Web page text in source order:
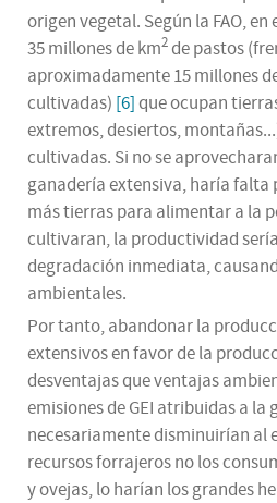
origen vegetal. Según la FAO,
35 millones de km2de pastos
aproximadamente 15 millones
cultivadas) [6]que ocupan
extremos, desiertos,
cultivadas. Si no se
ganadería extensiva, haría falta
más tierras para alimentar a la
cultivaran, la productividad
degradación inmediata,
ambientales.
Por tanto, abandonar la
extensivos en favor de la
desventajas que ventajas
emisiones de GEI atribuidas a
necesariamente disminuirían al
recursos forrajeros no los
y ovejas, lo harían los grandes